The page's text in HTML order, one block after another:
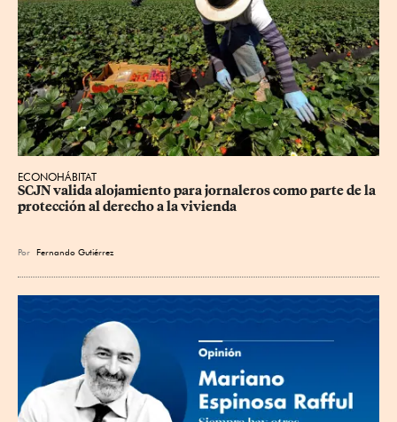
ECONOHÁBITAT
SCJN valida alojamiento para jornaleros como parte de la
protección al derecho a la vivienda
Por Fernando Gutiérrez